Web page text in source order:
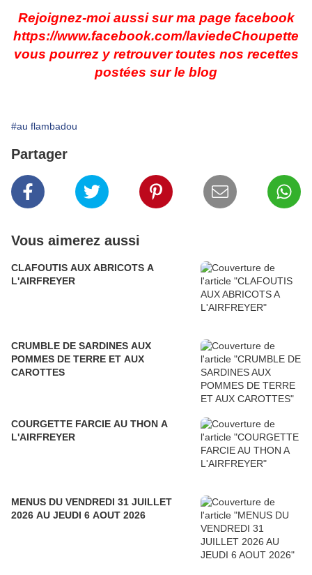
Rejoignez-moi aussi sur ma page facebook
https://www.facebook.com/laviedeChoupette
vous pourrez y retrouver toutes nos recettes
postées sur le blog
#au flambadou
Partager
Vous aimerez aussi
CLAFOUTIS AUX ABRICOTS A
L'AIRFREYER
CRUMBLE DE SARDINES AUX
POMMES DE TERRE ET AUX
CAROTTES
COURGETTE FARCIE AU THON A
L'AIRFREYER
MENUS DU VENDREDI 31 JUILLET
2026 AU JEUDI 6 AOUT 2026